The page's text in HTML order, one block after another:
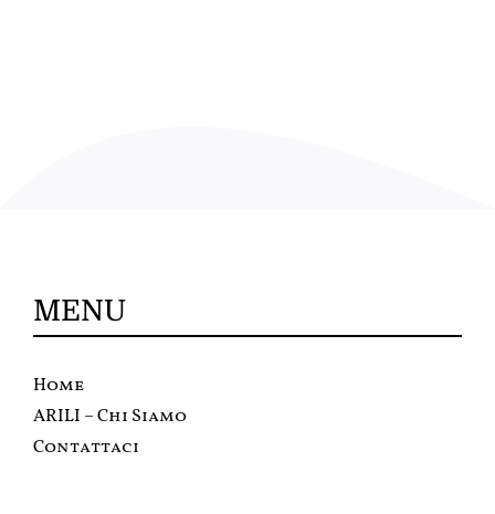
MENU
Home
ARILI – Chi Siamo
Contattaci